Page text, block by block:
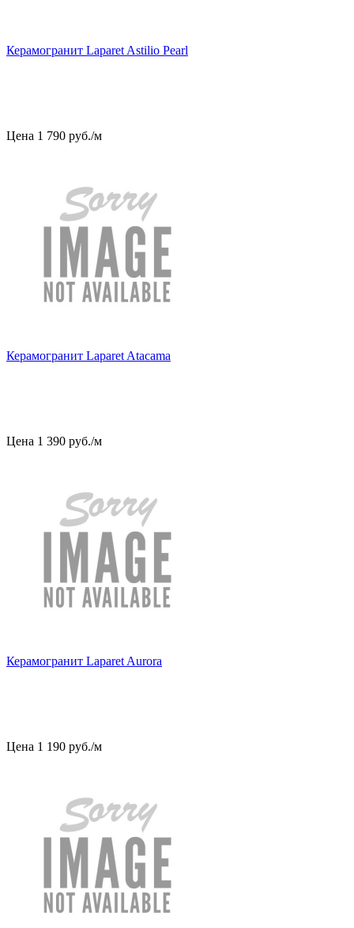
Керамогранит Laparet Astilio Pearl
Цена 1 790 руб./м
Керамогранит Laparet Atacama
Цена 1 390 руб./м
Керамогранит Laparet Aurora
Цена 1 190 руб./м